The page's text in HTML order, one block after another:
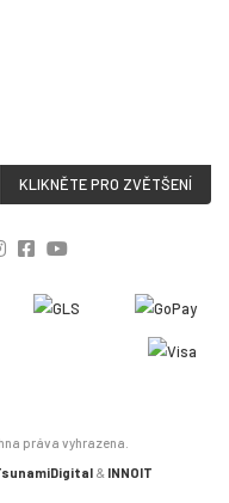
KLIKNĚTE PRO ZVĚTŠENÍ
práva vyhrazena.
& INNOIT